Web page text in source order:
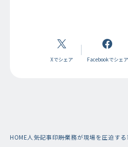
Xでシェア Facebookでシェア
HOME人気記事印刷業務が現場を圧迫する